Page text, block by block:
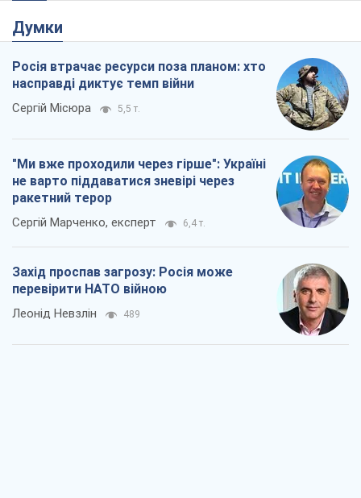
Думки
Росія втрачає ресурси поза планом: хто
насправді диктує темп війни
Сергій Місюра 5,5 т.
"Ми вже проходили через гірше": Україні
не варто піддаватися зневірі через
ракетний терор
Сергій Марченко, експерт 6,4 т.
Захід проспав загрозу: Росія може
перевірити НАТО війною
Леонід Невзлін 489